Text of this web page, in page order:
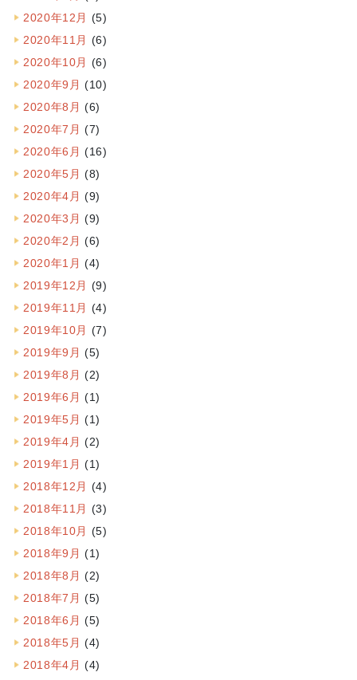
2020年12月 (5)
2020年11月 (6)
2020年10月 (6)
2020年9月 (10)
2020年8月 (6)
2020年7月 (7)
2020年6月 (16)
2020年5月 (8)
2020年4月 (9)
2020年3月 (9)
2020年2月 (6)
2020年1月 (4)
2019年12月 (9)
2019年11月 (4)
2019年10月 (7)
2019年9月 (5)
2019年8月 (2)
2019年6月 (1)
2019年5月 (1)
2019年4月 (2)
2019年1月 (1)
2018年12月 (4)
2018年11月 (3)
2018年10月 (5)
2018年9月 (1)
2018年8月 (2)
2018年7月 (5)
2018年6月 (5)
2018年5月 (4)
2018年4月 (4)